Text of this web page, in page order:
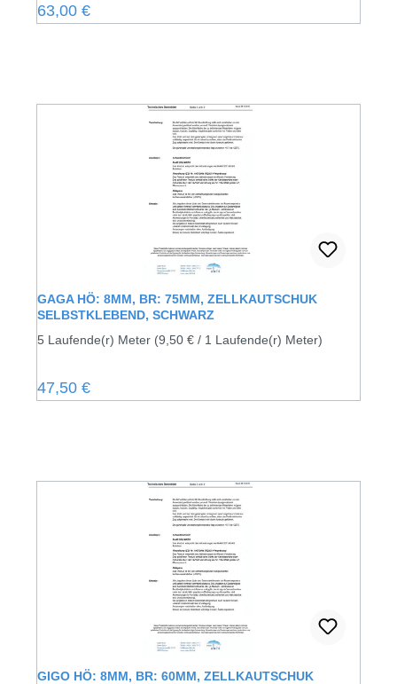
Regulärer Preis:
63,00 €
GAGA HÖ: 8MM, BR: 75MM, ZELLKAUTSCHUK
SELBSTKLEBEND, SCHWARZ
5 Laufende(r) Meter (9,50 € / 1 Laufende(r) Meter)
Regulärer Preis:
47,50 €
GIGO HÖ: 8MM, BR: 60MM, ZELLKAUTSCHUK